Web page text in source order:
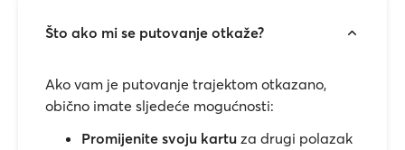
Što ako mi se putovanje otkaže?
Ako vam je putovanje trajektom otkazano,
obično imate sljedeće mogućnosti:
Promijenite svoju kartu za drugi polazak